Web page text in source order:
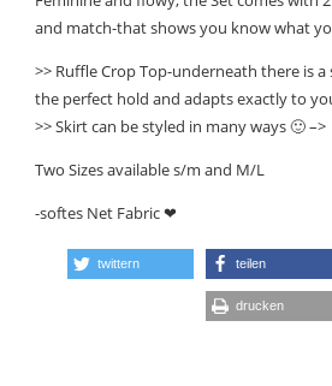
and match-that shows you know what
>> Ruffle Crop Top-underneath there is
the perfect hold and adapts exactly to
>> Skirt can be styled in many ways 🙂
Two Sizes available s/m and M/L
-softes Net Fabric ❤
twittern teilen
drucken